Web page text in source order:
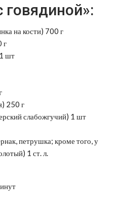
на кости) 700 г
г
шт
250 г
слабожгучий) 1 шт
петрушка; кроме того, у
1 ст. л.